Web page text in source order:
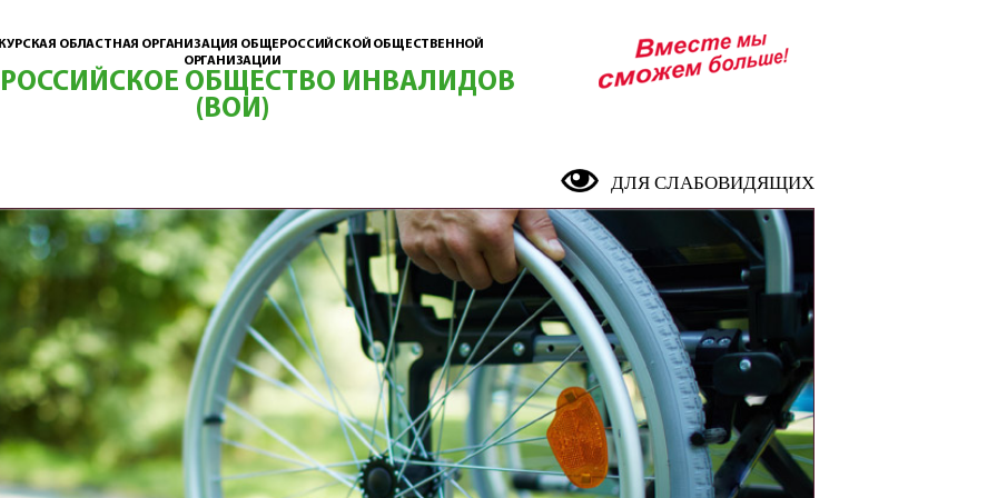
ОБЛАСТНАЯ ОРГАНИЗАЦИЯ ОБЩЕРОССИЙСКОЙ ОБЩЕСТВЕННОЙ
ОРГАНИЗАЦИИ
ОБЩЕСТВО ИНВАЛИДОВ
(ВОИ)
ДЛЯ СЛАБОВИДЯЩИХ